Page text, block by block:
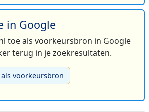
in Google
toe als voorkeursbron in Google
terug in je zoekresultaten.
voorkeursbron